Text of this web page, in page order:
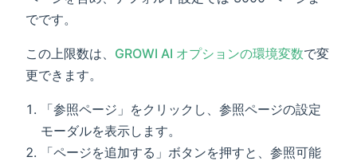
でです。
この上限数は、 GROWI AI オプションの環境変数で変
更できます。
「参照ページ」をクリックし、参照ページの設定
モーダルを表示します。
「ページを追加する」ボタンを押すと、参照可能